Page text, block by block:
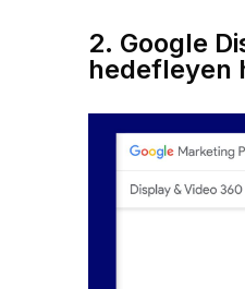
2. Google
hedefleyen